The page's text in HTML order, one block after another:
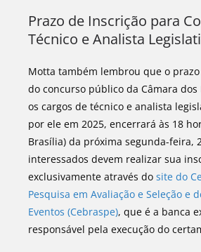
Prazo de Inscrição para
Técnico e Analista
Motta também lembrou que o
do concurso público da Câmara
os cargos de técnico e analista
por ele em 2025, encerrará às 18
Brasília) da próxima segunda-feira,
interessados devem realizar sua
exclusivamente através do site do
Pesquisa em Avaliação e Seleção e
Eventos (Cebraspe), que é a banca
responsável pela execução do